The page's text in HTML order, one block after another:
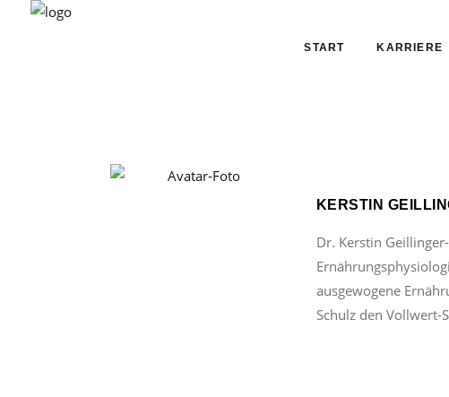
START KARRIERE
KERSTIN
Dr. Kerstin
ausgewogene
Schulz den Vollwert-